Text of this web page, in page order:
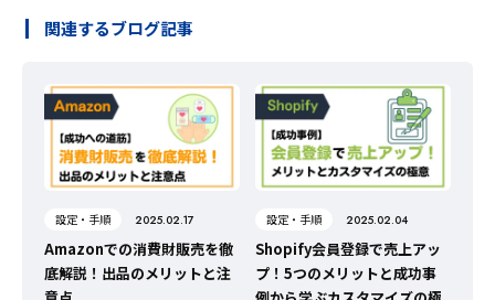
関連するブログ記事
設定・手順 2025.02.17
Amazonでの消費財販売を徹
底解説！出品のメリットと注
設定・手順 2025.02.04
Shopify会員登録で売上アッ
プ！5つのメリットと成功事